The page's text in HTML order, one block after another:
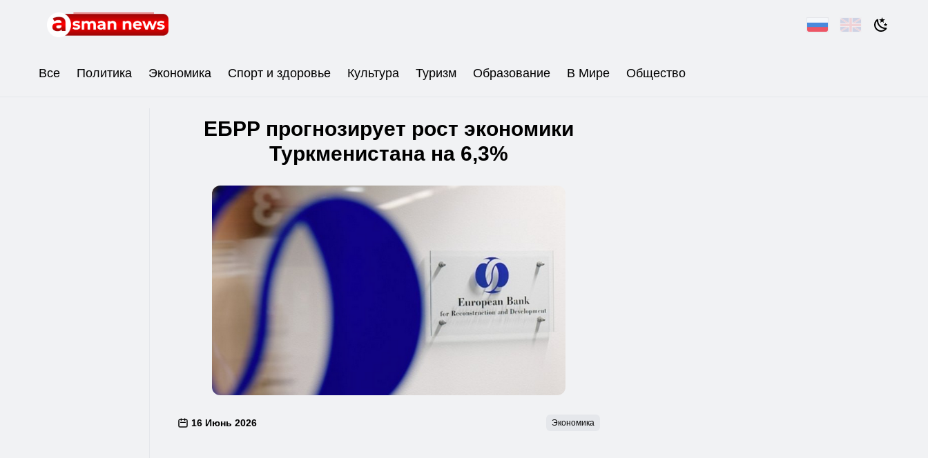
Все Политика Экономика Спорт и здоровье Культура Туризм Образование В Мире Общество
ЕБРР прогнозирует рост экономики
Туркменистана на 6,3%
16 Июнь 2026 Экономика